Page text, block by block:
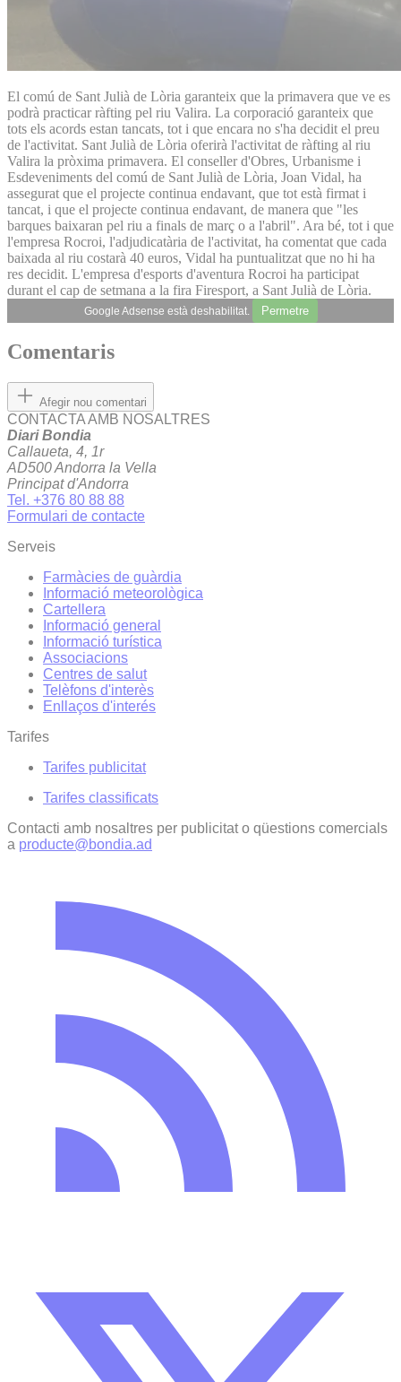
El comú de Sant Julià de Lòria garanteix que la primavera que ve es
podrà practicar ràfting pel riu Valira. La corporació garanteix que
tots els acords estan tancats, tot i que encara no s'ha decidit el preu
de l'activitat. Sant Julià de Lòria oferirà l'activitat de ràfting al riu
Valira la pròxima primavera. El conseller d'Obres, Urbanisme i
Esdeveniments del comú de Sant Julià de Lòria, Joan Vidal, ha
assegurat que el projecte continua endavant, que tot està firmat i
tancat, i que el projecte continua endavant, de manera que "les
barques baixaran pel riu a finals de març o a l'abril". Ara bé, tot i que
l'empresa Rocroi, l'adjudicatària de l'activitat, ha comentat que cada
baixada al riu costarà 40 euros, Vidal ha puntualitzat que no hi ha
res decidit. L'empresa d'esports d'aventura Rocroi ha participat
durant el cap de setmana a la fira Firesport, a Sant Julià de Lòria.
Google Adsense està deshabilitat. Permetre
Comentaris
Afegir nou comentari
CONTACTA AMB NOSALTRES
Diari Bondia
Callaueta, 4, 1r
AD500 Andorra la Vella
Principat d'Andorra
Tel. +376 80 88 88
Formulari de contacte
Serveis
Farmàcies de guàrdia
Informació meteorològica
Cartellera
Informació general
Informació turística
Associacions
Centres de salut
Telèfons d'interès
Enllaços d'interés
Tarifes
Tarifes publicitat
Tarifes classificats
Contacti amb nosaltres per publicitat o qüestions comercials
a producte@bondia.ad